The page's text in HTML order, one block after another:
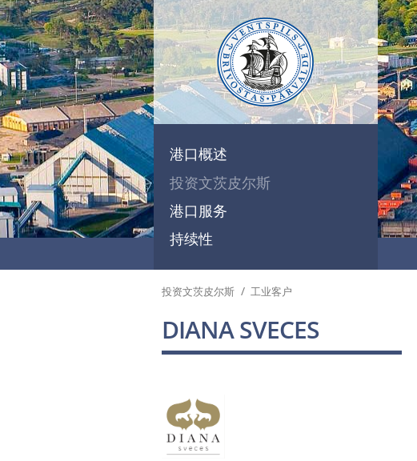
港口概述
投资文茨皮尔斯
港口服务
持续性
投资文茨皮尔斯 / 工业客户
DIANA SVECES